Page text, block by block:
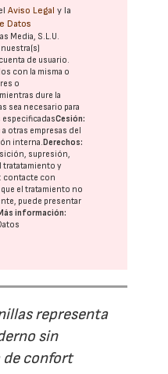
Aviso Legal y la
Datos
Media, S.L.U.
de usuario.
con la misma o
o
mientras dure la
sea necesario para
especificadasCesión:
otras empresas del
interna.Derechos:
supresión,
y
contacte con
el tratamiento no
puede presentar
información:
representa
sin
confort